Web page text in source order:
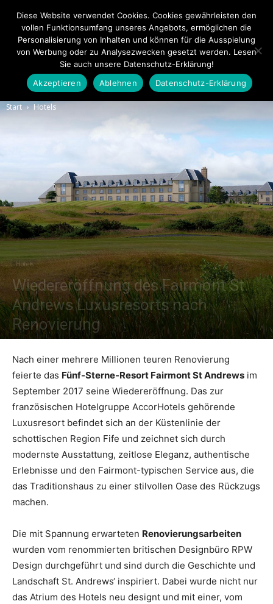
Touristiknews.de
Touristiknews
und
Reiseempfehlungen.
Start Hotels
Hotels
Wiedereröffnung des Fairmont St.
Andrews Luxusresorts nach
Renovierung
Nach einer mehrere Millionen teuren Renovierung
feierte das Fünf-Sterne-Resort Fairmont St Andrews im
September 2017 seine Wiedereröffnung. Das zur
französischen Hotelgruppe AccorHotels gehörende
Luxusresort befindet sich an der Küstenlinie der
schottischen Region Fife und zeichnet sich durch
modernste Ausstattung, zeitlose Eleganz, authentische
Erlebnisse und den Fairmont-typischen Service aus, die
das Traditionshaus zu einer stilvollen Oase des Rückzugs
machen.
Die mit Spannung erwarteten Renovierungsarbeiten
wurden vom renommierten britischen Designbüro RPW
Design durchgeführt und sind durch die Geschichte und
Landschaft St. Andrews‘ inspiriert. Dabei wurde nicht nur
das Atrium des Hotels neu designt und mit einer, vom
Diese Website verwendet Cookies. Cookies gewährleisten den
vollen Funktionsumfang unseres Angebots, ermöglichen die
Personalisierung von Inhalten und können für die Ausspielung
von Werbung oder zu Analysezwecken gesetzt werden. Lesen
Sie auch unsere Datenschutz-Erklärung!
Akzeptieren
Ablehnen Datenschutz-Erklärung